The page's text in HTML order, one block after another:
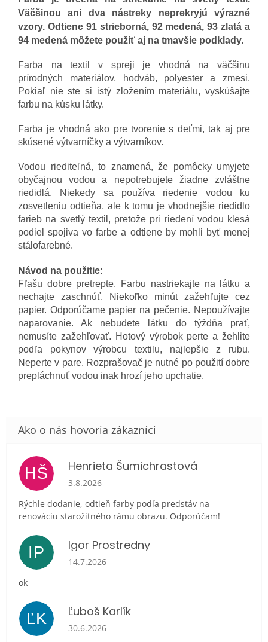
Väčšinou ani dva nástreky neprekryjú výrazné
vzory. Odtiene 91 strieborná, 92 medená, 93 zlatá a
94 medená môžete použiť aj na tmavšie podklady.
Farba na textil v spreji je vhodná na väčšinu
prírodných materiálov, hodváb, polyester a zmesi.
Pokiaľ nie ste si istý zložením materiálu, vyskúšajte
farbu na kúsku látky.
Farba je vhodná ako pre tvorenie s deťmi, tak aj pre
skúsené výtvarníčky a výtvarníkov.
Vodou riediteľná, to znamená, že pomôcky umyjete
obyčajnou vodou a nepotrebujete žiadne zvláštne
riedidlá. Niekedy sa používa riedenie vodou ku
zosvetleniu odtieňa, ale k tomu je vhodnejšie riedidlo
farieb na svetlý textil, pretože pri riedení vodou klesá
podiel spojiva vo farbe a odtiene by mohli byť menej
stálofarebné.
Návod na použitie:
Fľašu dobre pretrepte. Farbu nastriekajte na látku a
nechajte zaschnúť. Niekoľko minút zažehľujte cez
papier. Odporúčame papier na pečenie. Nepoužívajte
naparovanie. Ak nebudete látku do týždňa prať,
nemusíte zažehľovať. Hotový výrobok perte a žehlite
podľa pokynov výrobcu textilu, najlepšie z rubu.
Neperte v pare. Rozprašovač je nutné po použití dobre
prepláchnuť vodou inak hrozí jeho upchatie.
HŠ Henrieta Šumichrastová
Hodnotenie obchodu je 5 z 5 hviezdičiek.
3.8.2026
Rýchle dodanie, odtieň farby podľa predstáv na
renováciu starožitného rámu obrazu. Odporúčam!
IP Igor Prostredny
Hodnotenie obchodu je 5 z 5 hviezdičiek.
14.7.2026
ok
ĽK Ľuboš Karlík
Hodnotenie obchodu je 5 z 5 hviezdičiek.
30.6.2026